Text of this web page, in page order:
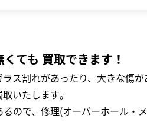
ても 買取できます！
ス割れがあったり、大きな傷が
いたします｡
ので、修理(オーバーホール